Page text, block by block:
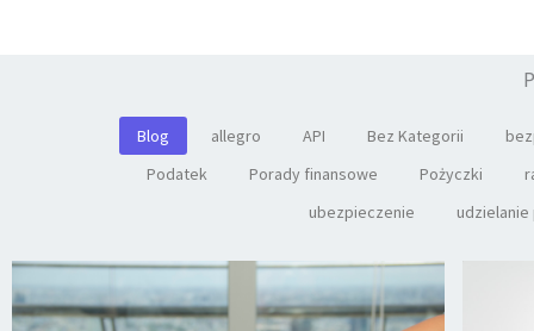
Blog allegro API Bez Kategorii
Podatek
Porady finansowe Pożyczki
ubezpieczenie